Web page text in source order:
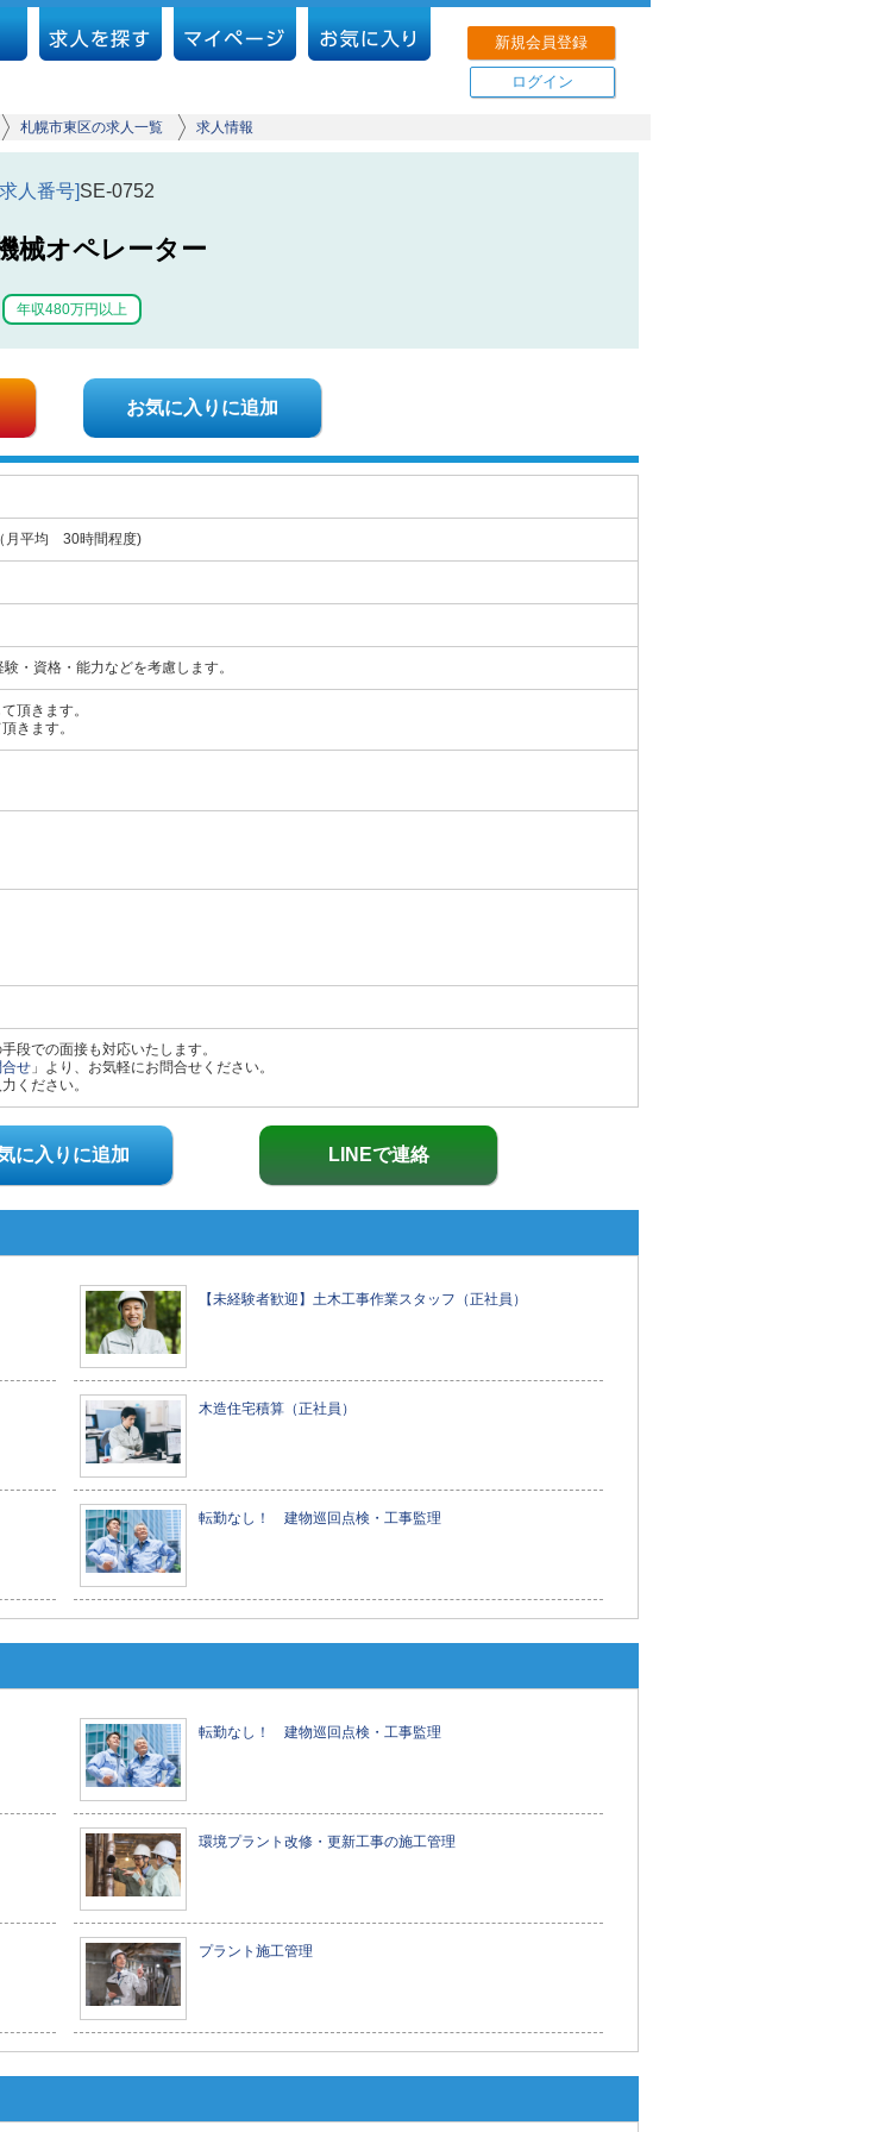
新規会員登録
ログイン
札幌市東区の求人一覧 求人情報
人番号]SE-0752
械オペレーター
年収480万円以上
お気に入りに追加
平均 30時間程度)
資格・能力などを考慮します。
頂きます。
きます。
段での面接も対応いたします。
合せ 」より、お気軽にお問合せください。
ください。
に入りに追加 LINEで連絡
【未経験者歓迎】土木工事作業スタッフ（正社員）
木造住宅積算（正社員）
転勤なし！ 建物巡回点検・工事監理
転勤なし！ 建物巡回点検・工事監理
環境プラント改修・更新工事の施工管理
プラント施工管理